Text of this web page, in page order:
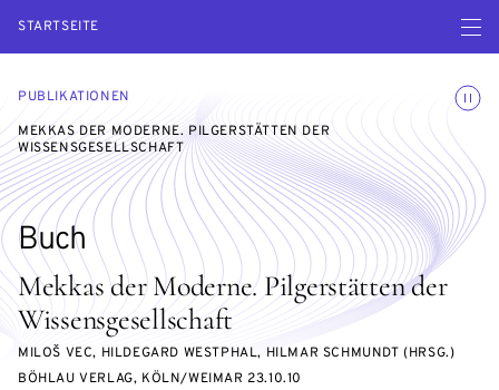
STARTSEITE Menü
PUBLIKATIONEN
MEKKAS DER MODERNE. PILGERSTÄTTEN DER
WISSENSGESELLSCHAFT
Mekkas der Moderne. Pilgerstätten der
Wissensgesellschaft
Buch
MILOŠ VEC, HILDEGARD WESTPHAL, HILMAR SCHMUNDT (HRSG.)
BÖHLAU VERLAG, KÖLN/WEIMAR 23.10.10